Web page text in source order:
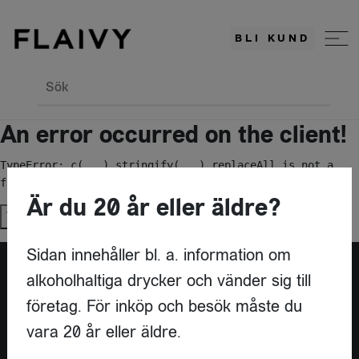
BLI KUND
Sök
An error occurred on the client!
TypeError: c(...).stringify(...).replaceAll is not a
function
Try again
Är du leverantör?
Är du 20 år eller äldre?
Sidan innehåller bl. a. information om
alkoholhaltiga drycker och vänder sig till
företag. För inköp och besök måste du
vara 20 år eller äldre.